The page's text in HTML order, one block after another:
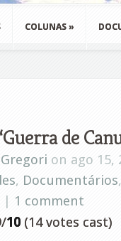
COLUNAS »
de
Gregori on ago 15,
, Documentários
| 1 comment
10 (14 votes cast)